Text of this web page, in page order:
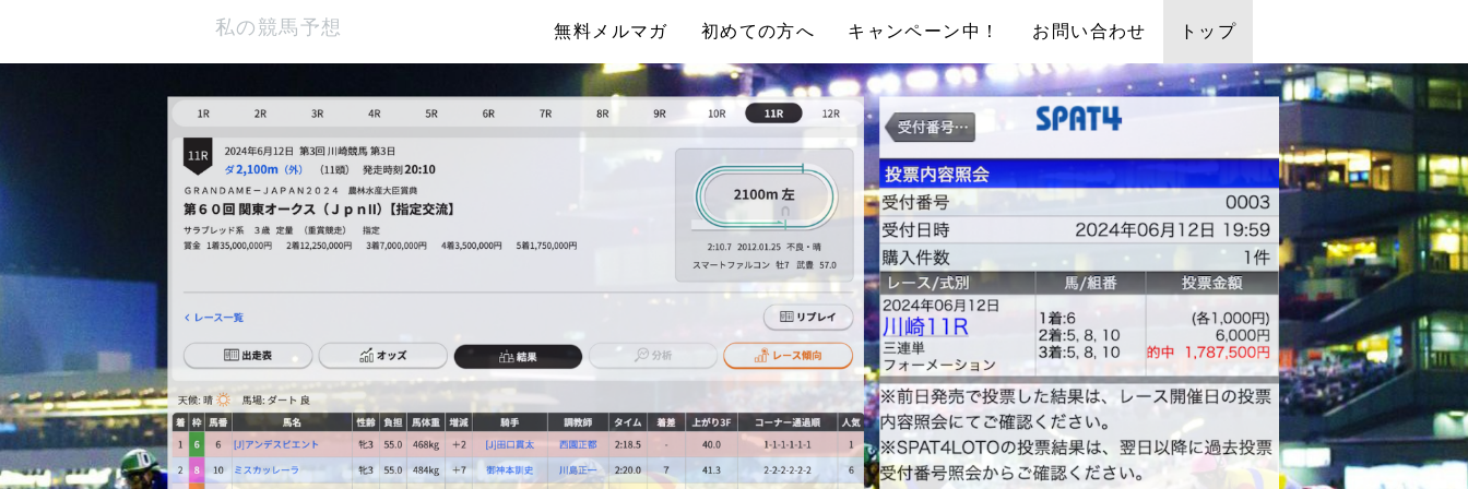
私の競馬予想 無料メルマガ 初めての方へ キャンペーン中！ お問い合わせ トップ